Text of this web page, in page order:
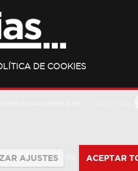
DE COOKIES
573 / 670 726 392
AJUSTES ACEPTAR